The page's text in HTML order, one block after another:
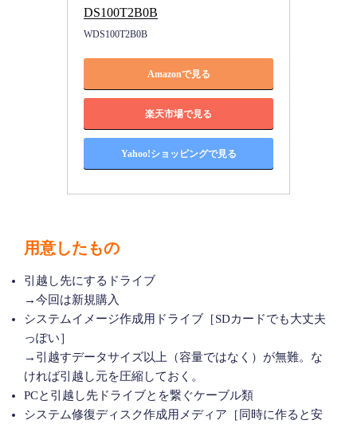
DS100T2B0B
WDS100T2B0B
Amazonで見る
楽天市場で見る
Yahoo!ショッピングで見る
用意したもの
引越し先にするドライブ
→今回は新規購入
システムイメージ作成用ドライブ［SDカードでも大丈夫
っぽい］
→引越すデータサイズ以上（容量ではなく）が無難。な
ければ引越し元を圧縮しておく。
PCと引越し先ドライブとを繋ぐケーブル類
システム修復ディスク作成用メディア［同時に作ると安